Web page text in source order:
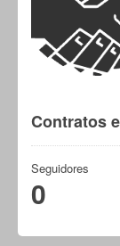
Contratos
Seguidores
0